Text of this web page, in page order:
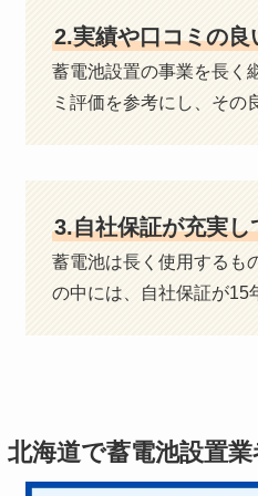
2.実績や口コミの良
蓄電池設置の事業を長く
ミ評価を参考にし、その
3.自社保証が充実し
蓄電池は長く使用するも
の中には、自社保証が15
北海道で蓄電池設置